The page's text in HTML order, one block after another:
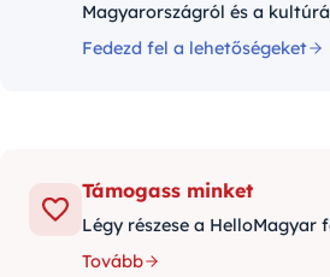
Magyarországról és a
Fedezd fel a lehetőségeket
Támogass minket
Légy részese a HelloMagyar
Tovább